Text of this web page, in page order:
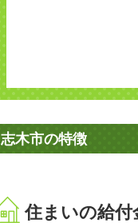
志木市の特徴
住まいの給付